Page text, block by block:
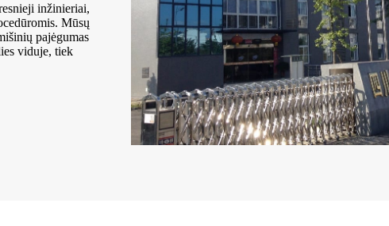
inžinieriai,
Mūsų
pajėgumas
viduje, tiek